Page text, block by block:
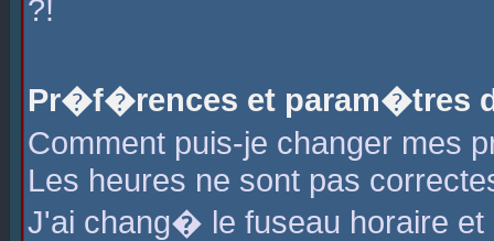
?!
Pr�f�rences et param�tres
Comment puis-je changer mes
Les heures ne sont pas
J'ai chang� le fuseau horaire